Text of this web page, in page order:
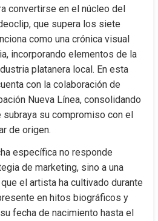
convertirse en el núcleo del
que supera los siete
como una crónica visual
incorporando elementos de la
platanera local. En esta
con la colaboración de
Nueva Línea, consolidando
subraya su compromiso con el
de origen.
específica no responde
de marketing, sino a una
el artista ha cultivado durante
en hitos biográficos y
fecha de nacimiento hasta el